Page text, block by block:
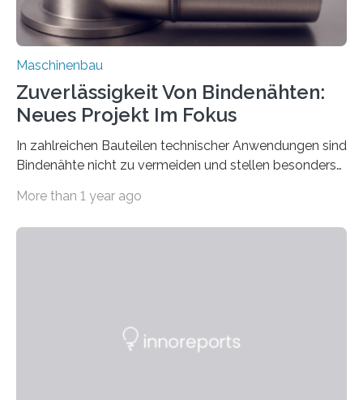
Maschinenbau
Zuverlässigkeit Von Bindenähten:
Neues Projekt Im Fokus
In zahlreichen Bauteilen technischer Anwendungen sind
Bindenähte nicht zu vermeiden und stellen besonders
Matrixmaterials eine große Herausforderung dar.
Durch den verstärkten Einsatz von Rezyklaten
More than 1 year ago